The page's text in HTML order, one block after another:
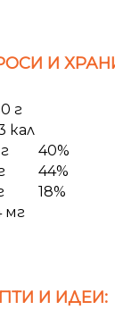
И
г
кал
40%
44%
18%
мг
И ИДЕИ: